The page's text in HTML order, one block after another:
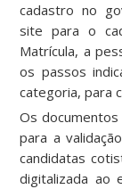
cadastro no
site para o
Matrícula, a
os passos
categoria, para
Os
para a
candidatas
digitalizada ao